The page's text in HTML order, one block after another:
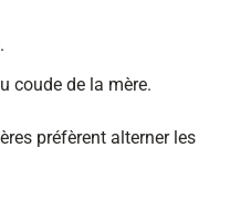
coude de la mère.
préfèrent alterner les